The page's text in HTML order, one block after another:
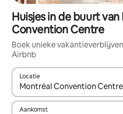
Huisjes in de buurt
Convention Centre
Boek unieke
Airbnb
Locatie
Wanneer er suggesties
Aankomst